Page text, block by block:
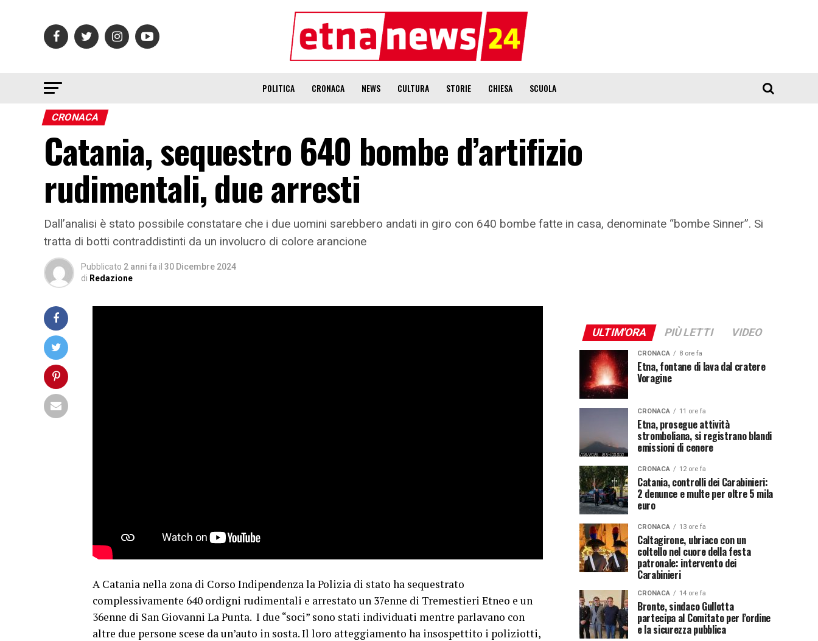
POLITICA CRONACA NEWS CULTURA STORIE CHIESA SCUOLA
CRONACA
Catania, sequestro 640 bombe d’artifizio
rudimentali, due arresti
Dall’analisi è stato possibile constatare che i due uomini sarebbero andati in giro con 640 bombe fatte in casa, denominate “bombe Sinner”. Si
tratta di botti contraddistinti da un involucro di colore arancione
Pubblicato 2 anni fa il 30 Dicembre 2024
di Redazione
A Catania nella zona di Corso Indipendenza la Polizia di stato ha sequestrato
complessivamente 640 ordigni rudimentali e arrestato un 37enne di Tremestieri Etneo e un
36enne di San Giovanni La Punta. I due “soci” sono stati individuati mentre parlavano con
altre due persone scese da un’auto in sosta. Il loro atteggiamento ha insospettito i poliziotti,
ULTIM'ORA PIÙ LETTI VIDEO
CRONACA 8 ore fa
Etna, fontane di lava dal cratere
Voragine
CRONACA 11 ore fa
Etna, prosegue attività
stromboliana, si registrano blandi
emissioni di cenere
CRONACA 12 ore fa
Catania, controlli dei Carabinieri:
2 denunce e multe per oltre 5 mila
euro
CRONACA 13 ore fa
Caltagirone, ubriaco con un
coltello nel cuore della festa
patronale: intervento dei
Carabinieri
CRONACA 14 ore fa
Bronte, sindaco Gullotta
partecipa al Comitato per l’ordine
e la sicurezza pubblica